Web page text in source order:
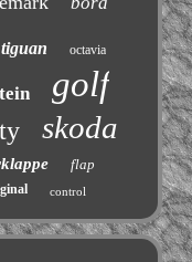
tiguan octavia
golf
skoda
flap
control